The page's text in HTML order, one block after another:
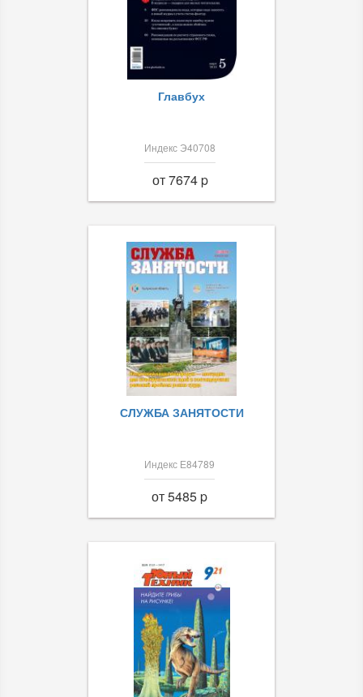
Главбух
Индекс Э40708
от 7674 p
СЛУЖБА ЗАНЯТОСТИ
Индекс Е84789
от 5485 p